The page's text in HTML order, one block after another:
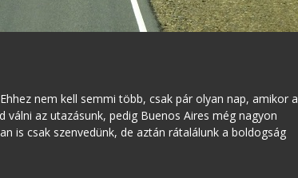
nem kell semmi több, csak pár olyan nap, amikor a
az utazásunk, pedig Buenos Aires még nagyon
is csak szenvedünk, de aztán rátalálunk a boldogság